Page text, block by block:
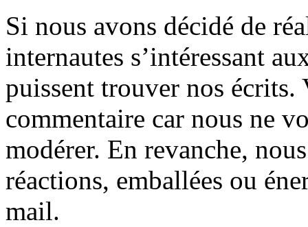
Si nous avons décidé de
internautes s’intéressant
puissent trouver nos écrits.
commentaire car nous ne
modérer. En revanche,
réactions, emballées ou
mail.